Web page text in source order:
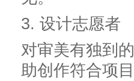
3. 设计志愿者
对审美有独到
助创作符合项